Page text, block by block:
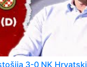
3-0 NK